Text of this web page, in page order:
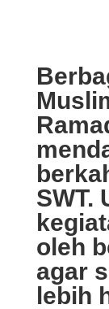
SWT.
oleh
agar
lebih